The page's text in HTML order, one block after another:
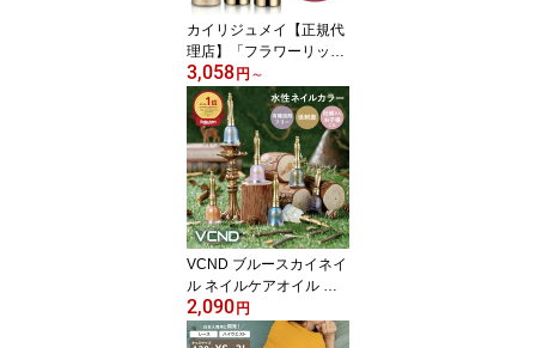
ント ギフ トコフレ チャ
イボーグ
カイリジュメイ【正規代
理店】「フラワーリップ
日本限定ゴールドモデ
ル」Kailijumei 正規品 色
が変わる ティント リッ
プ 口紅 名入れ 刻印 コス
メ 化粧品 プレゼント ギ
フト 女性 レディース お
花 リップクリーム ラッ
ピング 日本語成分表記
桜 さくら 数量限定 春限
定
3,058円 ～
VCND ブルースカイネイ
ル ネイルケアオイル 水
性ネイル マニキュア ペ
ディキュア トップコート
2,090円